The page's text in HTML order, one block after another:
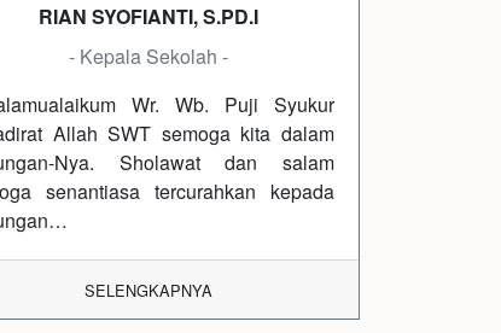
RIAN SYOFIANTI, S.PD.I
- Kepala Sekolah -
Wr. Wb. Puji Syukur
Allah SWT semoga kita dalam
Nya. Sholawat dan salam
senantiasa tercurahkan kepada
SELENGKAPNYA